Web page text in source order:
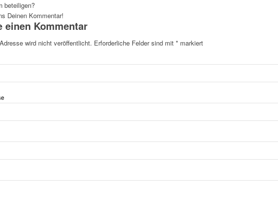
beteiligen?
Deinen Kommentar!
einen Kommentar
wird nicht veröffentlicht. Erforderliche Felder sind mit * markiert